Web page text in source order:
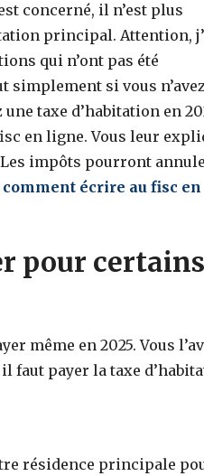
concerné, il n’est plus
principal. Attention,
qui n’ont pas été
simplement si vous
taxe d’habitation en
en ligne. Vous leur
Les impôts pourront
comment écrire au fisc en
pour certains
même en 2025. Vous
faut payer la taxe
résidence principale